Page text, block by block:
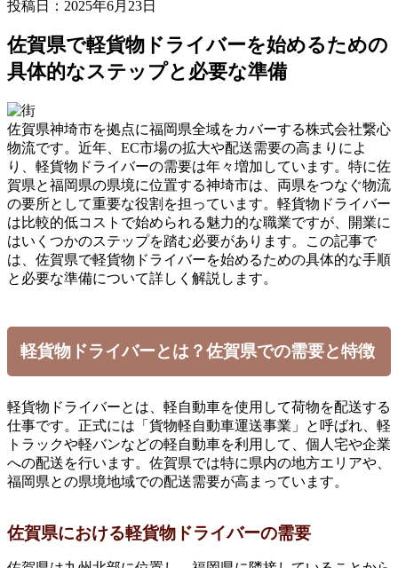
投稿日：2025年6月23日
佐賀県で軽貨物ドライバーを始めるための
具体的なステップと必要な準備
佐賀県神埼市を拠点に福岡県全域をカバーする株式会社繋心
物流です。近年、EC市場の拡大や配送需要の高まりによ
り、軽貨物ドライバーの需要は年々増加しています。特に佐
賀県と福岡県の県境に位置する神埼市は、両県をつなぐ物流
の要所として重要な役割を担っています。軽貨物ドライバー
は比較的低コストで始められる魅力的な職業ですが、開業に
はいくつかのステップを踏む必要があります。この記事で
は、佐賀県で軽貨物ドライバーを始めるための具体的な手順
と必要な準備について詳しく解説します。
軽貨物ドライバーとは？佐賀県での需要と特徴
軽貨物ドライバーとは、軽自動車を使用して荷物を配送する
仕事です。正式には「貨物軽自動車運送事業」と呼ばれ、軽
トラックや軽バンなどの軽自動車を利用して、個人宅や企業
への配送を行います。佐賀県では特に県内の地方エリアや、
福岡県との県境地域での配送需要が高まっています。
佐賀県における軽貨物ドライバーの需要